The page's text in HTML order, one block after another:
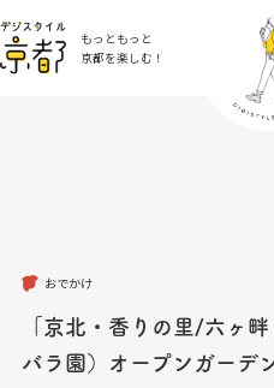
もっともっと
京都を楽しむ！
おでかけ
「京北・香りの里/六ヶ
バラ園）オープンガーデ